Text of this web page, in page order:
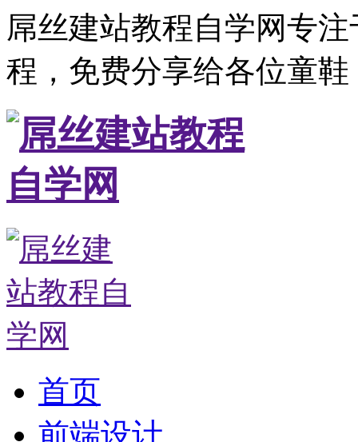
屌丝建站教程自学网专
程，免费分享给各位童
首页
前端设计